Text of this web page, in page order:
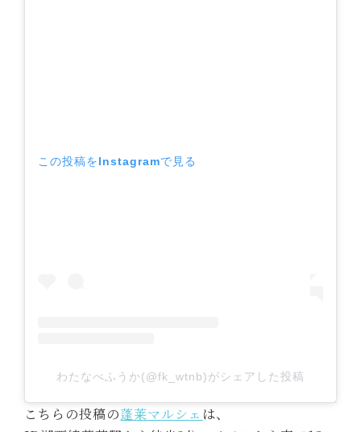
この投稿をInstagramで見る
わたなべふうか(@fk_wtnb)がシェアした投稿
こちらの投稿の蓬莱マルシェ は、